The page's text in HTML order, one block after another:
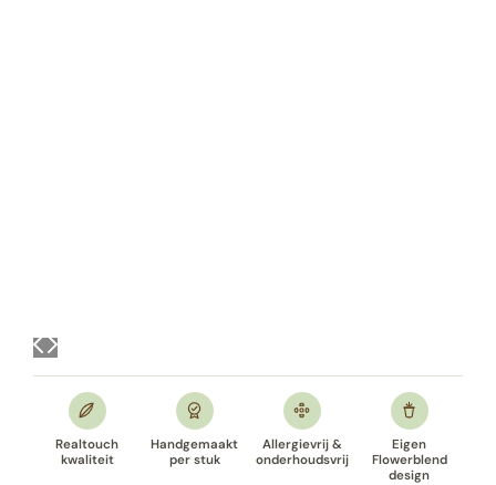
Realtouch
kwaliteit
Handgemaakt
per stuk
Allergievrij &
onderhoudsvrij
Eigen
Flowerblend
design